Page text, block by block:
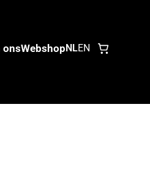
onsWebshopNLEN